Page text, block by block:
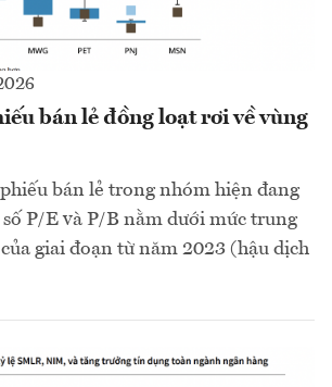
bán lẻ đồng loạt rơi về vùng
bán lẻ trong nhóm hiện đang
P/E và P/B nằm dưới mức trung
giai đoạn từ năm 2023 (hậu dịch